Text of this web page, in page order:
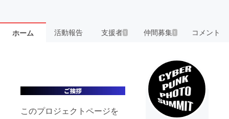
ホーム 活動報告 支援者 1 仲間募集 1 コメント
このプロジェクトページを